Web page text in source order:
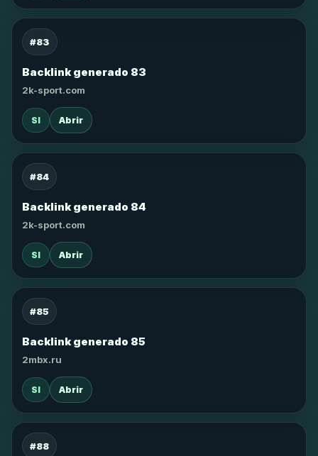
#83
Backlink generado 83
2k-sport.com
SI Abrir
#84
Backlink generado 84
2k-sport.com
SI Abrir
#85
Backlink generado 85
2mbx.ru
SI Abrir
#88